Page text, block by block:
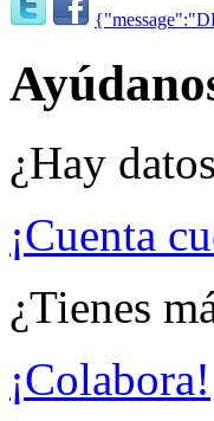
¿Hay
¡Cuenta
¿Tienes
¡Colabora!